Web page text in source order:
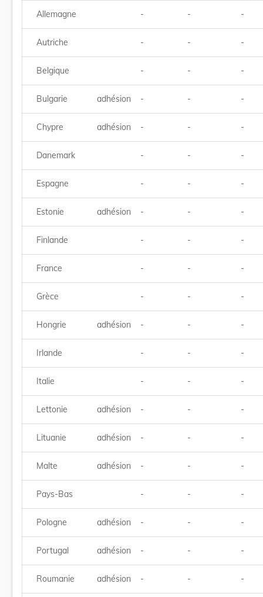
Allemagne
- - -
Autriche - - -
Belgique - - -
Bulgarie adhésion - - -
Chypre adhésion - - -
Danemark - - -
Espagne - - -
Estonie adhésion - - -
Finlande - - -
France - - -
Grèce - - -
Hongrie adhésion - - -
Irlande - - -
Italie - - -
Lettonie adhésion - - -
Lituanie adhésion - - -
Malte adhésion - - -
Pays-Bas - - -
Pologne adhésion - - -
Portugal adhésion - - -
Roumanie adhésion - - -